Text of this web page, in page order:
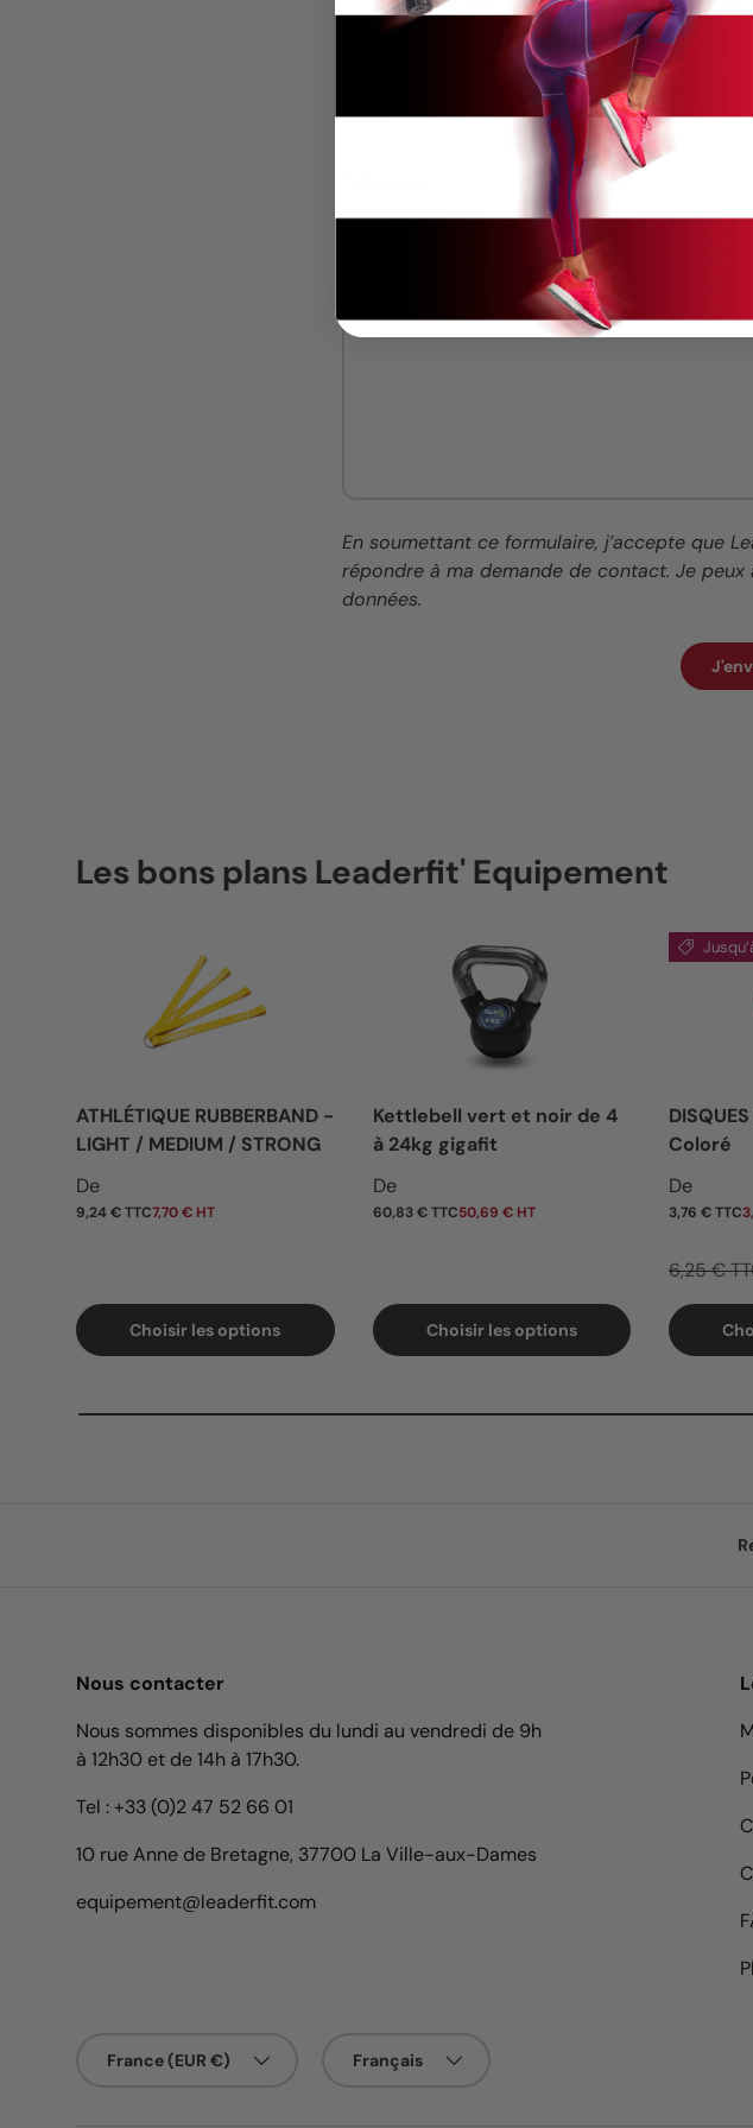
En soumettant ce formulaire, j’accepte que
répondre à ma demande de contact. Je
données.
Les bons plans Leaderfit' Equipement
ATHLÉTIQUE RUBBERBAND -
LIGHT / MEDIUM / STRONG
Prix habituel
De
9,24 € TTC7,70 € HT
Choisir les options
Kettlebell vert et noir de 4
à 24kg gigafit
Prix habituel
De
60,83 € TTC50,69 € HT
Choisir les options
Coloré
Prix
De
3,76 € TTC
6,25 €
Nous contacter
Nous sommes disponibles du lundi au vendredi de 9h
à 12h30 et de 14h à 17h30.
Tel : +33 (0)2 47 52 66 01
10 rue Anne de Bretagne, 37700 La Ville-aux-Dames
equipement@leaderfit.com
France (EUR €) Français